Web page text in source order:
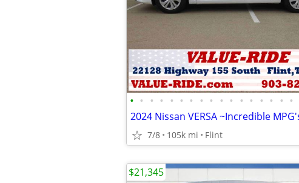
• • • • • • • • • • • • • • • • •
7/8 105k mi Flint
$21,345